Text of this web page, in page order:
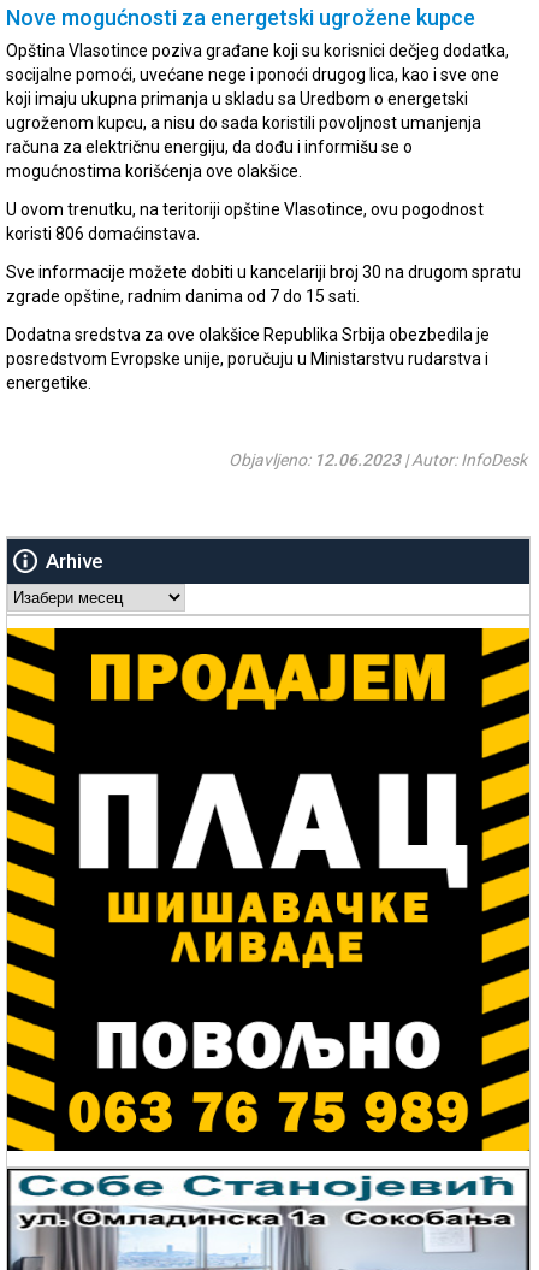
Nove mogućnosti za energetski ugrožene kupce
Opština Vlasotince poziva građane koji su korisnici dečjeg dodatka,
socijalne pomoći, uvećane nege i ponoći drugog lica, kao i sve one
koji imaju ukupna primanja u skladu sa Uredbom o energetski
ugroženom kupcu, a nisu do sada koristili povoljnost umanjenja
računa za električnu energiju, da dođu i informišu se o
mogućnostima korišćenja ove olakšice.
U ovom trenutku, na teritoriji opštine Vlasotince, ovu pogodnost
koristi 806 domaćinstava.
Sve informacije možete dobiti u kancelariji broj 30 na drugom spratu
zgrade opštine, radnim danima od 7 do 15 sati.
Dodatna sredstva za ove olakšice Republika Srbija obezbedila je
posredstvom Evropske unije, poručuju u Ministarstvu rudarstva i
energetike.
Objavljeno: 12.06.2023| Autor: InfoDesk
Arhive
Arhive